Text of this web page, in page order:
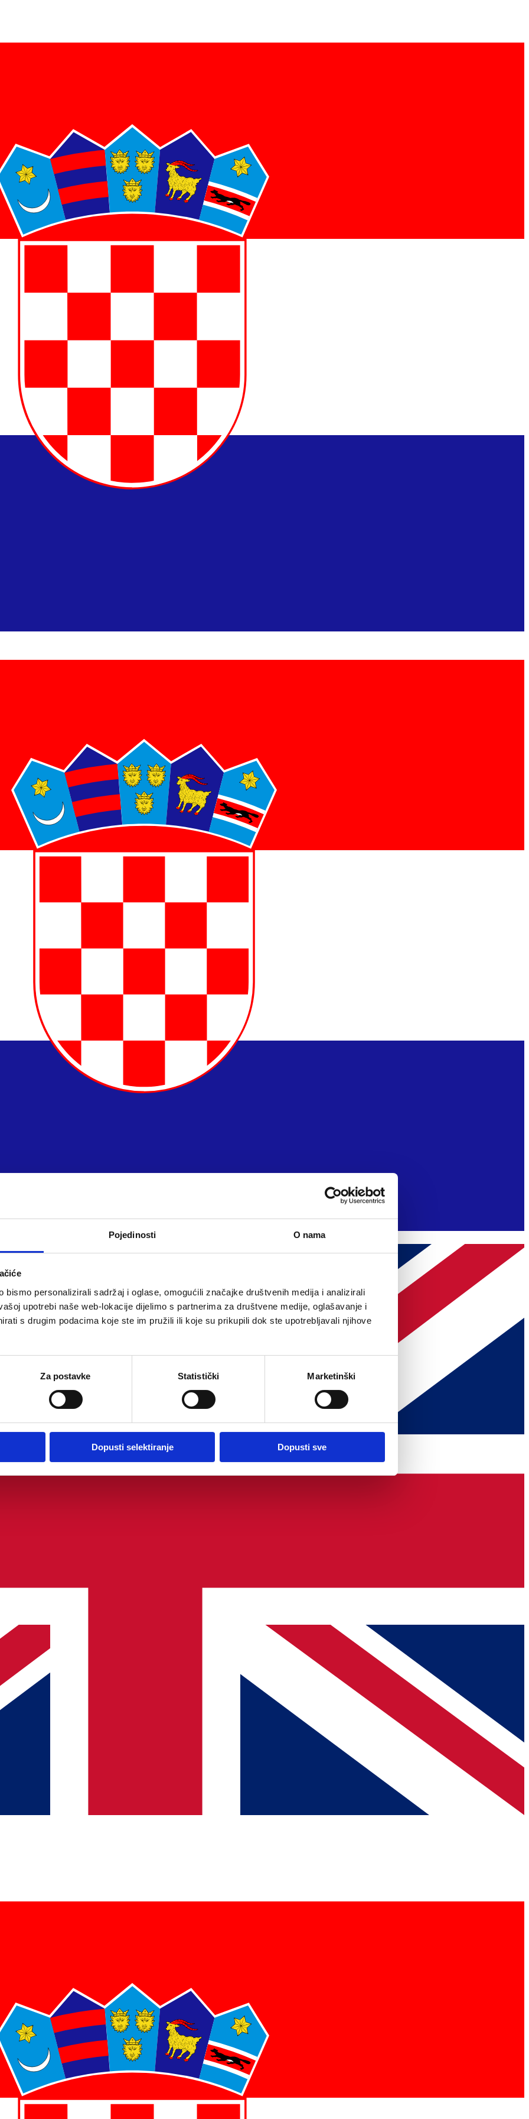
Pojedinosti O nama
bismo personalizirali sadržaj i oglase, omogućili značajke društvenih medija i analizirali
upotrebi naše web-lokacije dijelimo s partnerima za društvene medije, oglašavanje i
s drugim podacima koje ste im pružili ili koje su prikupili dok ste upotrebljavali njihove
Za postavke Statistički Marketinški
Dopusti selektiranje Dopusti sve